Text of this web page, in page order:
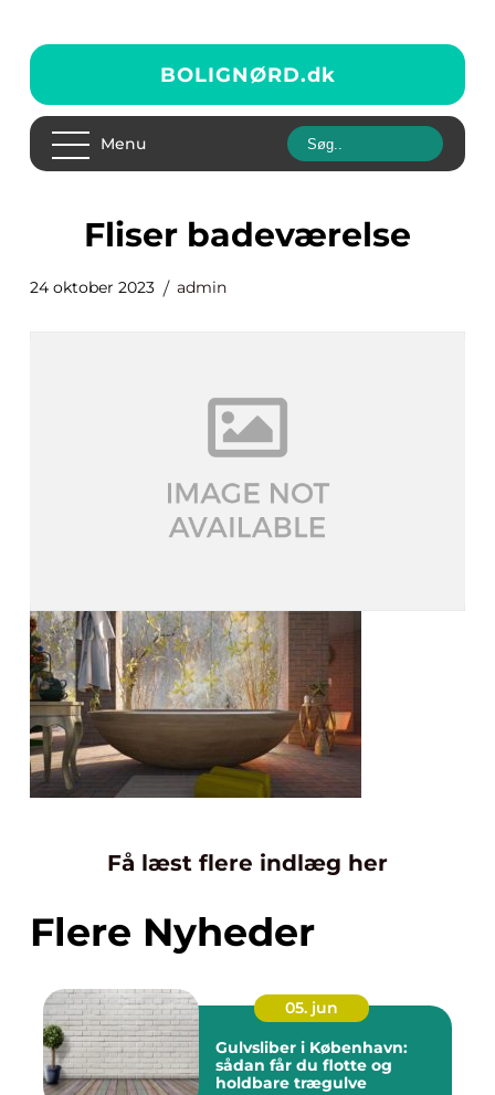
BOLIGNØRD.dk
Menu
fliser badeværelse
24 oktober 2023 admin
Få læst flere indlæg her
Flere Nyheder
05. jun
Gulvsliber i København:
sådan får du flotte og
holdbare trægulve